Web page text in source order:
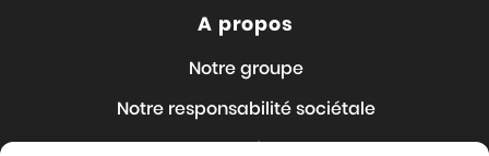
A propos
Notre groupe
Notre responsabilité sociétale
Nos Articles